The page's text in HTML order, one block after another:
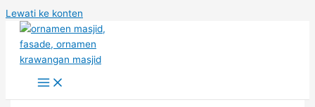
Lewati ke konten